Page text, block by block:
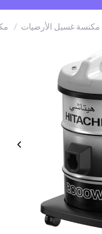
مكنسة غسيل الأرضيات /